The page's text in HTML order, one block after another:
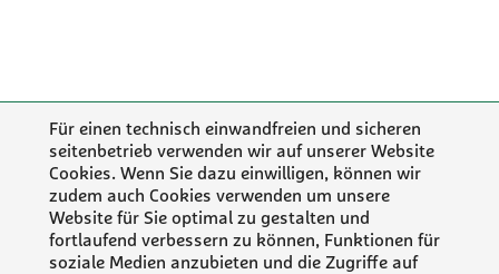
Für einen technisch einwandfreien und sicheren
seitenbetrieb verwenden wir auf unserer Website
Cookies. Wenn Sie dazu einwilligen, können wir
zudem auch Cookies verwenden um unsere
Website für Sie optimal zu gestalten und
fortlaufend verbessern zu können, Funktionen für
soziale Medien anzubieten und die Zugriffe auf